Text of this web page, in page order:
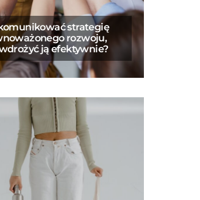
strategię
rozwoju,
ją efektywnie?